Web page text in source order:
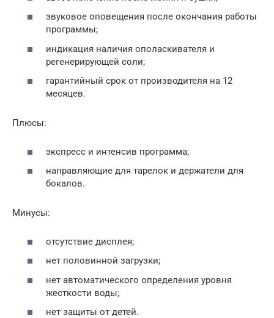
звуковое оповещения после окончания работы
программы;
индикация наличия ополаскивателя и
регенерирующей соли;
гарантийный срок от производителя на 12
месяцев.
Плюсы:
экспресс и интенсив программа;
направляющие для тарелок и держатели для
бокалов.
Минусы:
отсутствие дисплея;
нет половинной загрузки;
нет автоматического определения уровня
жесткости воды;
нет защиты от детей.